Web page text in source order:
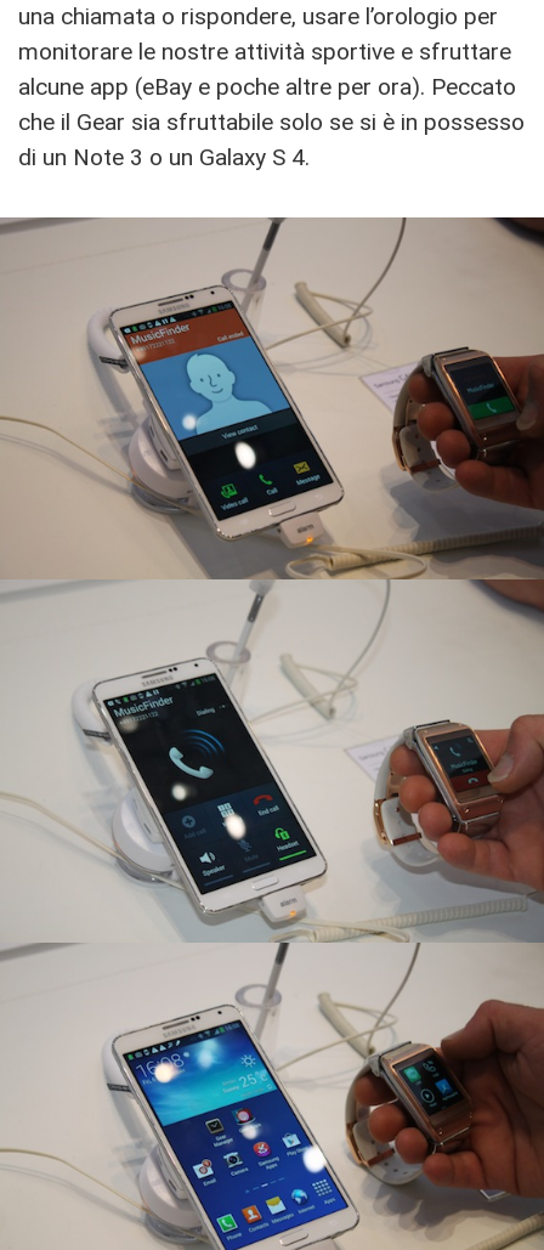
una chiamata o rispondere, usare l’orologio per
monitorare le nostre attività sportive e sfruttare
alcune app (eBay e poche altre per ora). Peccato
che il Gear sia sfruttabile solo se si è in possesso
di un Note 3 o un Galaxy S 4.